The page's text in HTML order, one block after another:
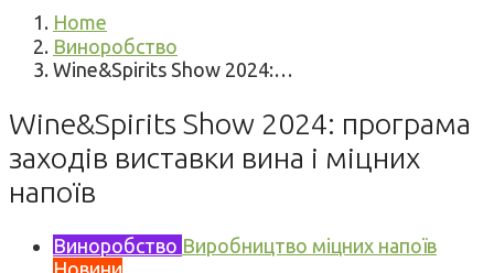
Home
Виноробство
Wine&Spirits Show 2024:…
Wine&Spirits Show 2024: програма
заходів виставки вина і міцних
напоїв
Виноробство Виробництво міцних напоїв
Новини